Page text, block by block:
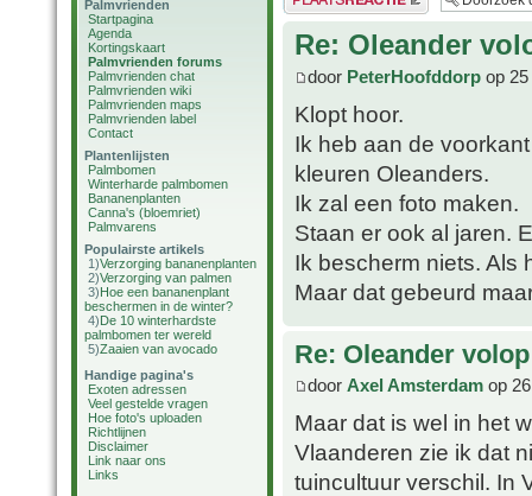
Palmvrienden
Startpagina
Agenda
Kortingskaart
Palmvrienden forums
Palmvrienden chat
Palmvrienden wiki
Palmvrienden maps
Palmvrienden label
Contact
Plantenlijsten
Palmbomen
Winterharde palmbomen
Bananenplanten
Canna's (bloemriet)
Palmvarens
Populairste artikels
1)Verzorging bananenplanten
2)Verzorging van palmen
3)Hoe een bananenplant
beschermen in de winter?
4)De 10 winterhardste
palmbomen ter wereld
5)Zaaien van avocado
Handige pagina's
Exoten adressen
Veel gestelde vragen
Hoe foto's uploaden
Richtlijnen
Disclaimer
Link naar ons
Links
Re: Oleander
door PeterHoofddorp op
Klopt hoor.
Ik heb aan de
kleuren Oleanders.
Ik zal een foto maken.
Staan er ook al jaren.
Ik bescherm niets. Als
Maar dat gebeurd
Re: Oleander
door Axel Amsterdam op
Maar dat is wel in het
Vlaanderen zie ik dat
tuincultuur verschil. In